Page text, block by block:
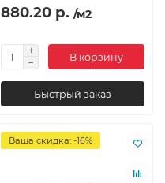
880.20 р. /м2
В корзину
Быстрый заказ
Ваша скидка: -16%